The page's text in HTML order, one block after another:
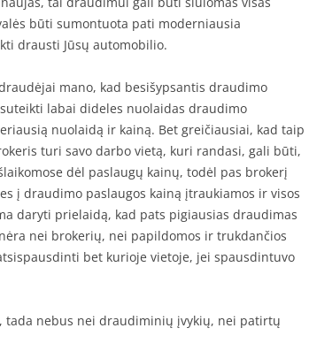
būti sumontuota pati moderniausia
drausti Jūsų automobilio.
mano, kad besišypsantis draudimo
labai dideles nuolaidas draudimo
nuolaidą ir kainą. Bet greičiausiai, kad taip
turi savo darbo vietą, kuri randasi, gali būti,
dėl paslaugų kainų, todėl pas brokerį
į draudimo paslaugos kainą įtraukiamos ir visos
daryti prielaidą, kad pats pigiausias draudimas
nei brokerių, nei papildomos ir trukdančios
bet kurioje vietoje, jei spausdintuvo
tada nebus nei draudiminių įvykių, nei patirtų